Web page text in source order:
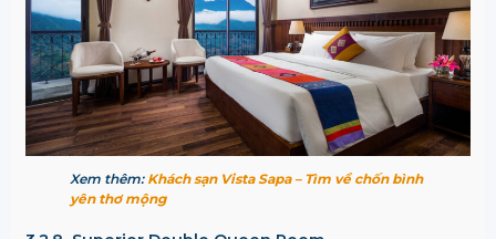
Xem thêm: Khách sạn Vista Sapa – Tìm về chốn bình
yên thơ mộng